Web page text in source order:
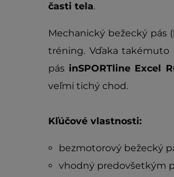
časti tela.
Mechanický bežecký
tréning. Vďaka takémuto
pás inSPORTline Excel
veľmi tichý chod.
Kľúčové vlastnosti:
bezmotorový bežecký
vhodný predovšetkým